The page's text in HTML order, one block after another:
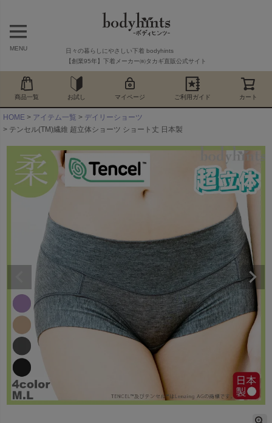
MENU
日々の暮らしにやさしい下着 bodyhints
【創業95年】下着メーカー㈱タカギ直販公式サイト
商品一覧 お試し マイページ ご利用ガイド カート
HOME アイテム一覧
デイリーショーツ
テンセル(TM)繊維 超立体ショーツ ショート丈 日本製